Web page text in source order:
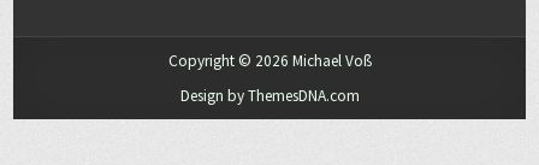
Copyright © 2026 Michael Voß
Design by ThemesDNA.com